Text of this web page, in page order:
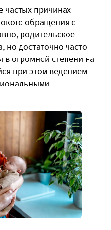
частых причинах
обращения с
родительское
но достаточно часто
в огромной степени на
при этом ведением